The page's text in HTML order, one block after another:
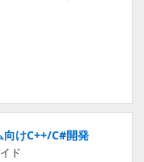
けC++/C#開発
ド